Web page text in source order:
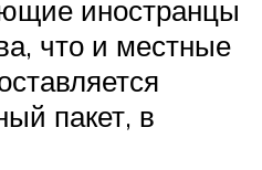
иностранцы
что и местные
пакет, в